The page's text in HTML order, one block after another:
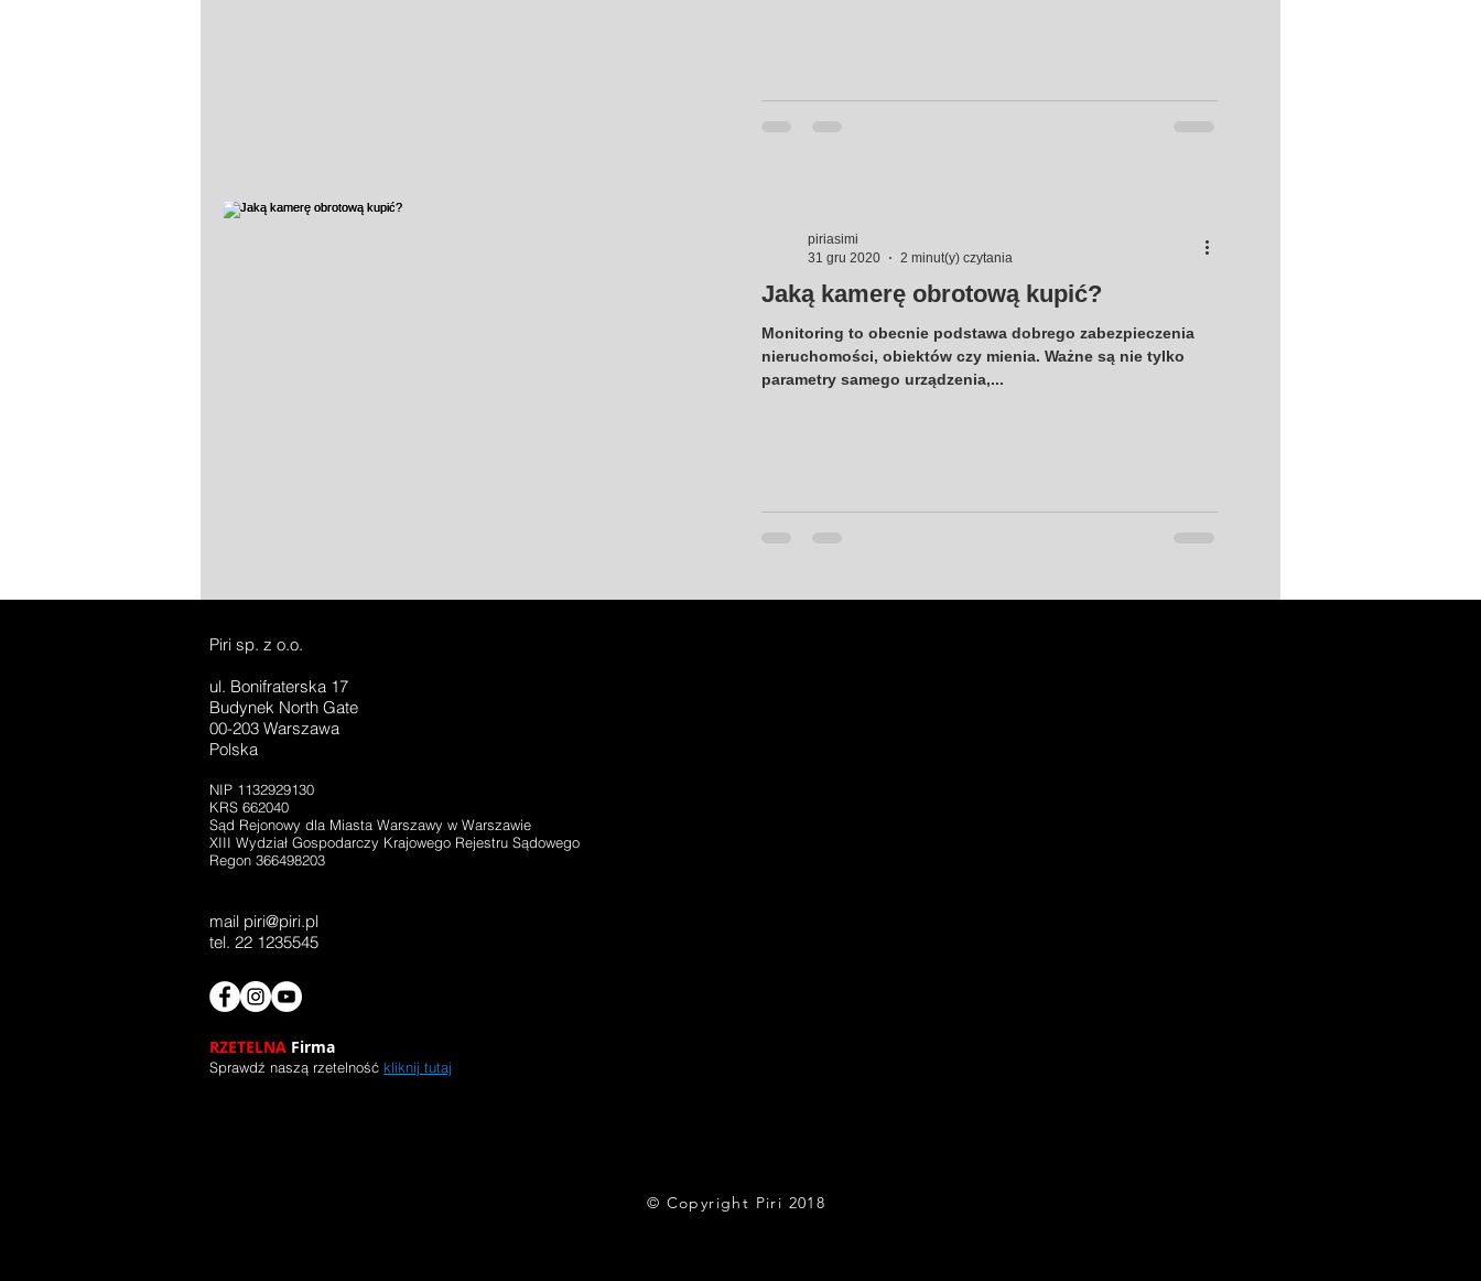
Jaką kamerę obrotową kupić?
Monitoring to obecnie podstawa dobrego zabezpieczenia
nieruchomości, obiektów czy mienia. Ważne są nie tylko
parametry samego urządzenia,...
piriasimi
31 gru 2020
2 minut(y) czytania
Piri sp. z o.o.
ul. Bonifraterska 17
Budynek North Gate
00-203 Warszawa
Polska
NIP 1132929130
KRS 662040
Sąd Rejonowy dla Miasta Warszawy w Warszawie
XIII Wydział Gospodarczy Krajowego Rejestru Sądowego
Regon 366498203
mail piri@piri.pl
tel. 22 1235545
RZETELNA Firma
Sprawdź naszą rzetelność kliknij tutaj
© Copyright Piri 2018